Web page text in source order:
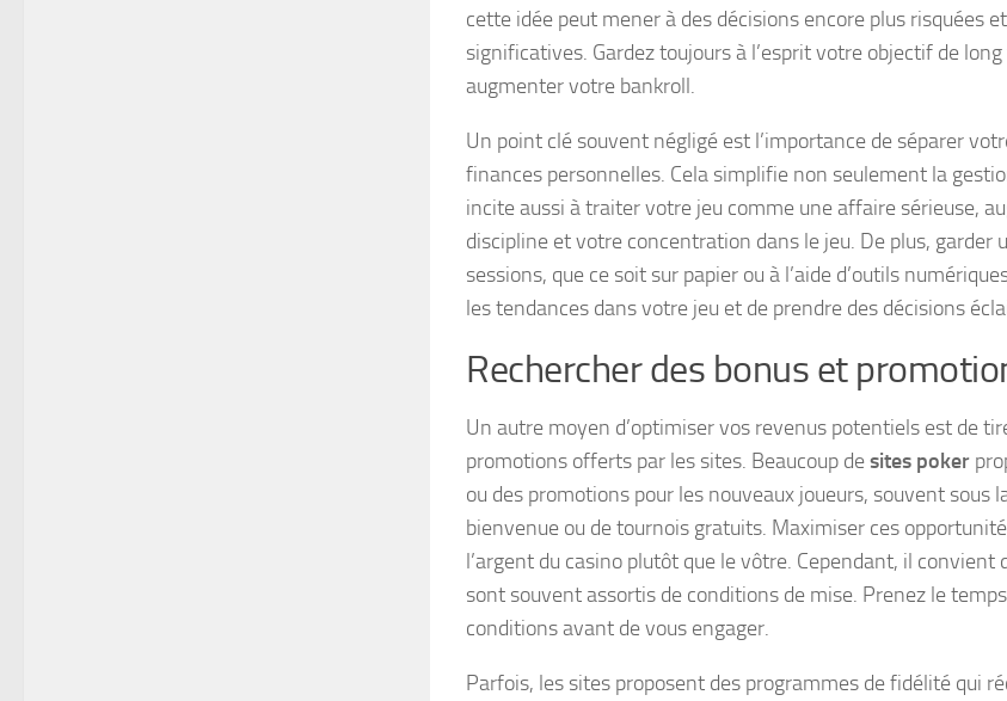
cette idée peut mener à des décisions encore plus risquées
significatives. Gardez toujours à l’esprit votre objectif de
augmenter votre bankroll.
Un point clé souvent négligé est l’importance de séparer
finances personnelles. Cela simplifie non seulement la
incite aussi à traiter votre jeu comme une affaire sérieuse,
discipline et votre concentration dans le jeu. De plus, garder
sessions, que ce soit sur papier ou à l’aide d’outils
les tendances dans votre jeu et de prendre des décisions
Rechercher des bonus et
Un autre moyen d’optimiser vos revenus potentiels est de
promotions offerts par les sites. Beaucoup desites poker
ou des promotions pour les nouveaux joueurs, souvent sous
bienvenue ou de tournois gratuits. Maximiser ces
l’argent du casino plutôt que le vôtre. Cependant, il convient
sont souvent assortis de conditions de mise. Prenez le
conditions avant de vous engager.
Parfois, les sites proposent des programmes de fidélité qui